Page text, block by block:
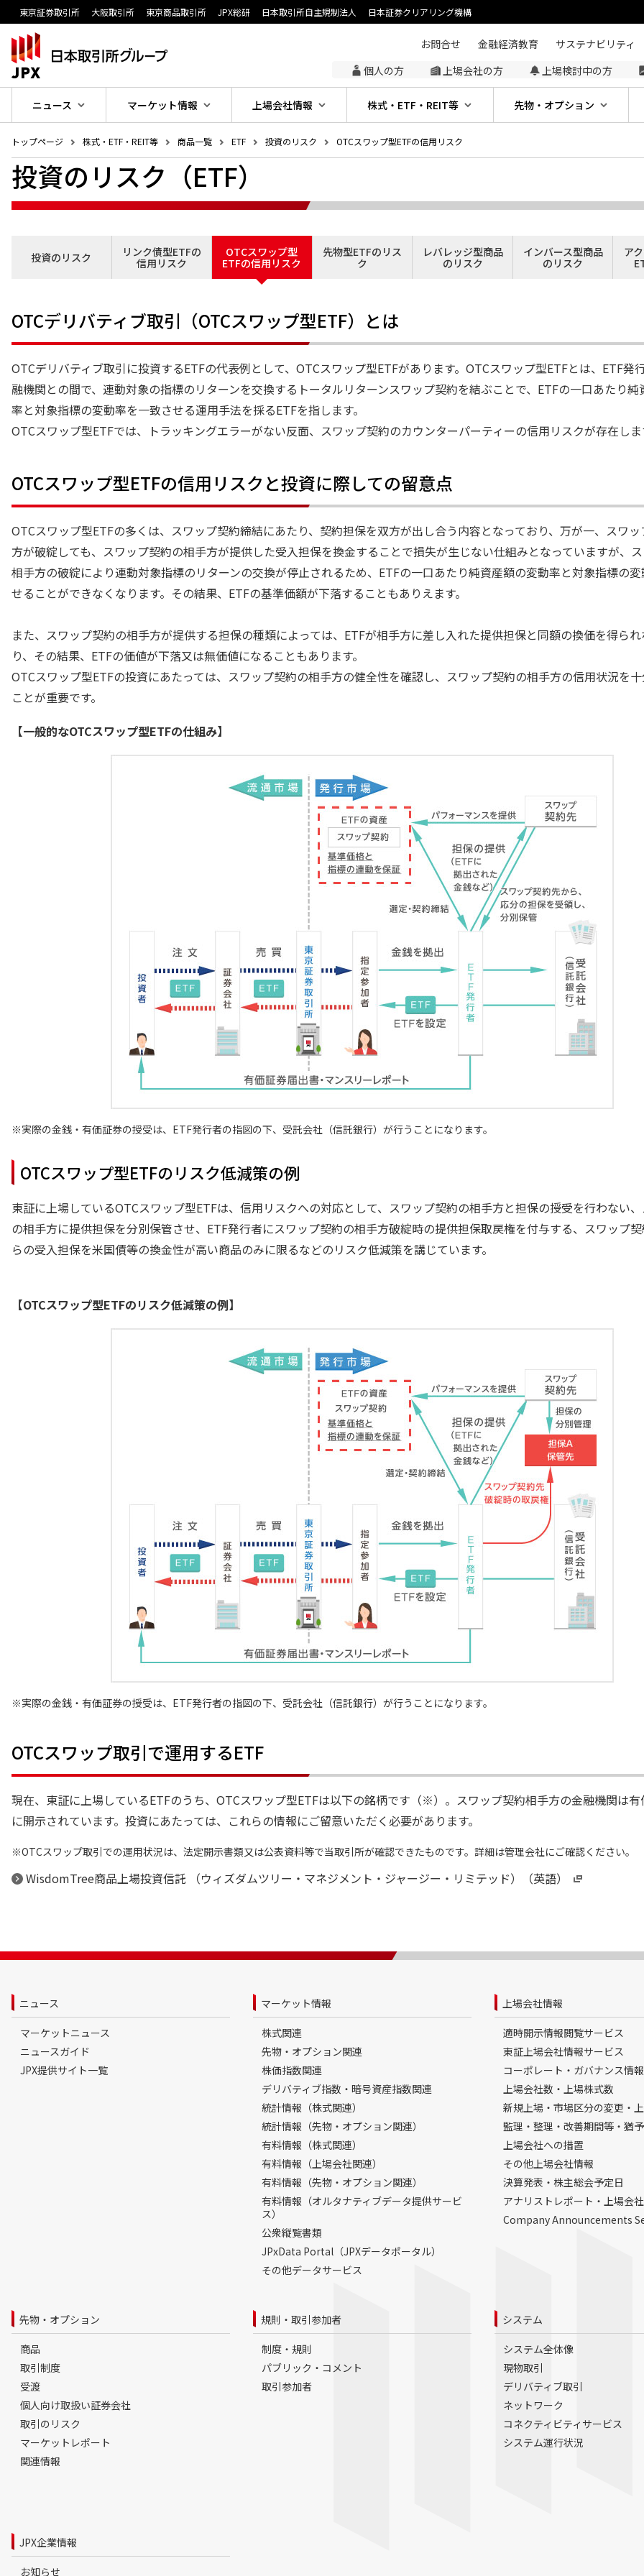
東京証券取引所 大阪取引所 東京商品取引所 JPX総研 日本取引所自主規制法人 日本証券クリアリング機構
ニュース マーケット情報 上場会社情報 株式・ETF・REIT等 先物・オプション
個人の方 上場会社の方 上場検討中の方
お問合せ 金融経済教育 サステナビリティ
トップページ 株式・ETF・REIT等 商品一覧 ETF 投資のリスク OTCスワップ型ETFの信用リスク
投資のリスク（ETF）
投資のリスク
リンク債型ETFの
信用リスク
OTCスワップ型
ETFの信用リスク
先物型ETFのリス
ク
レバレッジ型商品
のリスク
インバース型商品
のリスク
ア
OTCデリバティブ取引（OTCスワップ型ETF）とは
OTCデリバティブ取引に投資するETFの代表例として、OTCスワップ型ETFがあります。OTCスワップ型ETFとは、ETF発
融機関との間で、連動対象の指標のリターンを交換するトータルリターンスワップ契約を結ぶことで、ETFの一口あたり純
率と対象指標の変動率を一致させる運用手法を採るETFを指します。
OTCスワップ型ETFでは、トラッキングエラーがない反面、スワップ契約のカウンターパーティーの信用リスクが存在しま
OTCスワップ型ETFの信用リスクと投資に際しての留意点
OTCスワップ型ETFの多くは、スワップ契約締結にあたり、契約担保を双方が出し合う内容となっており、万が一、スワ
方が破綻しても、スワップ契約の相手方が提供した受入担保を換金することで損失が生じない仕組みとなっていますが、
相手方の破綻により連動対象指標のリターンの交換が停止されるため、ETFの一口あたり純資産額の変動率と対象指標の
せることができなくなります。その結果、ETFの基準価額が下落することもありえます。
また、スワップ契約の相手方が提供する担保の種類によっては、ETFが相手方に差し入れた提供担保と同額の換価を得ら
り、その結果、ETFの価値が下落又は無価値になることもあります。
OTCスワップ型ETFの投資にあたっては、スワップ契約の相手方の健全性を確認し、スワップ契約の相手方の信用状況を
ことが重要です。
【一般的なOTCスワップ型ETFの仕組み】
実際の金銭・有価証券の授受は、ETF発行者の指図の下、受託会社（信託銀行）が行うことになります。
OTCスワップ型ETFのリスク低減策の例
東証に上場しているOTCスワップ型ETFは、信用リスクへの対応として、スワップ契約の相手方と担保の授受を行わない
の相手方に提供担保を分別保管させ、ETF発行者にスワップ契約の相手方破綻時の提供担保取戻権を付与する、スワップ
らの受入担保を米国債等の換金性が高い商品のみに限るなどのリスク低減策を講じています。
【OTCスワップ型ETFのリスク低減策の例】
実際の金銭・有価証券の授受は、ETF発行者の指図の下、受託会社（信託銀行）が行うことになります。
OTCスワップ取引で運用するETF
現在、東証に上場しているETFのうち、OTCスワップ型ETFは以下の銘柄です（※）。スワップ契約相手方の金融機関は有
に開示されています。投資にあたっては、これらの情報にご留意いただく必要があります。
OTCスワップ取引での運用状況は、法定開示書類又は公表資料等で当取引所が確認できたものです。詳細は管理会社にご確認ください。
WisdomTree商品上場投資信託 （ウィズダムツリー・マネジメント・ジャージー・リミテッド）（英語）
ニュース
マーケットニュース
ニュースガイド
JPX提供サイト一覧
マーケット情報
株式関連
先物・オプション関連
株価指数関連
デリバティブ指数・暗号資産指数関連
統計情報（株式関連）
統計情報（先物・オプション関連）
有料情報（株式関連）
有料情報（上場会社関連）
有料情報（先物・オプション関連）
有料情報（オルタナティブデータ提供サービ
ス）
公衆縦覧書類
JPxData Portal（JPXデータポータル）
その他データサービス
上場会社情報
適時開示情報閲覧サービス
東証上場会社情報サービス
コーポレート・ガバナンス情
上場会社数・上場株式数
新規上場・市場区分の変更・
監理・整理・改善期間等・猶
上場会社への措置
その他上場会社情報
決算発表・株主総会予定日
アナリストレポート・上場会
Company Announcements
先物・オプション
商品
取引制度
受渡
個人向け取扱い証券会社
取引のリスク
マーケットレポート
関連情報
規則・取引参加者
制度・規則
パブリック・コメント
取引参加者
システム
システム全体像
現物取引
デリバティブ取引
ネットワーク
コネクティビティサービス
システム運行状況
JPX企業情報
お知らせ